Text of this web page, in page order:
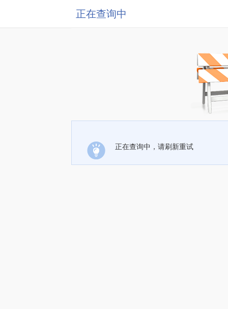
正在查询中
正在查询中，请刷新重试